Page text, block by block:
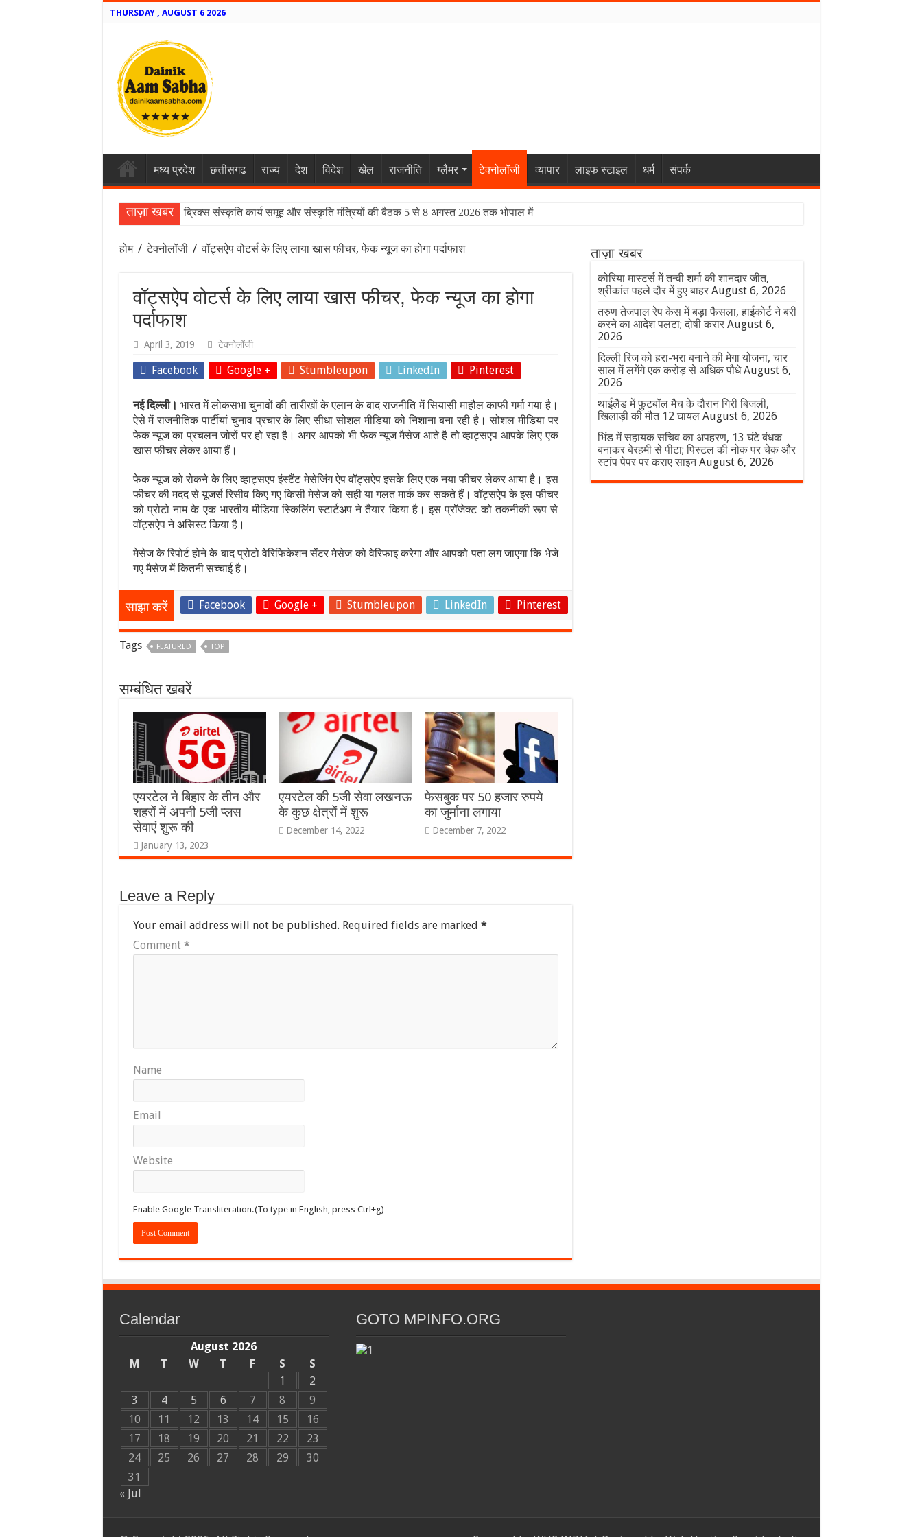
THURSDAY , AUGUST 6 2026
मध्य प्रदेश छत्तीसगढ राज्य देश विदेश खेल राजनीति ग्लैमर टेक्नोलॉजी व्यापार लाइफ स्टाइल धर्म संपर्क
ताज़ा खबर ब्रिक्स संस्कृति कार्य समूह और संस्कृति मंत्रियों की बैठक 5 से 8 अगस्त 2026 तक भोपाल में
होम / टेक्नोलॉजी / वॉट्सऐप वोटर्स के लिए लाया खास फीचर, फेक न्यूज का होगा पर्दाफाश
वॉट्सऐप वोटर्स के लिए लाया खास फीचर, फेक न्यूज का होगा
पर्दाफाश
April 3, 2019 टेक्नोलॉजी
Facebook Google + Stumbleupon LinkedIn Pinterest
नई दिल्ली। भारत में लोकसभा चुनावों की तारीखों के एलान के बाद राजनीति में सियासी माहौल काफी गर्मा गया है।
ऐसे में राजनीतिक पार्टीयां चुनाव प्रचार के लिए सीधा सोशल मीडिया को निशाना बना रही है। सोशल मीडिया पर
फेक न्यूज का प्रचलन जोरों पर हो रहा है। अगर आपको भी फेक न्यूज मैसेज आते है तो व्हाट्सएप आपके लिए एक
खास फीचर लेकर आया हैं।
फेक न्यूज को रोकने के लिए व्हाट्सएप इंस्टैंट मेसेजिंग ऐप वॉट्सऐप इसके लिए एक नया फीचर लेकर आया है। इस
फीचर की मदद से यूजर्स रिसीव किए गए किसी मेसेज को सही या गलत मार्क कर सकते हैं। वॉट्सऐप के इस फीचर
को प्रोटो नाम के एक भारतीय मीडिया स्किलिंग स्टार्टअप ने तैयार किया है। इस प्रॉजेक्ट को तकनीकी रूप से
वॉट्सऐप ने असिस्ट किया है।
मेसेज के रिपोर्ट होने के बाद प्रोटो वेरिफिकेशन सेंटर मेसेज को वेरिफाइ करेगा और आपको पता लग जाएगा कि भेजे
गए मैसेज में कितनी सच्चाई है।
साझा करें Facebook Google + Stumbleupon LinkedIn Pinterest
Tags FEATURED TOP
सम्बंधित खबरें
एयरटेल ने बिहार के तीन और
शहरों में अपनी 5जी प्लस
सेवाएं शुरू की
January 13, 2023
एयरटेल की 5जी सेवा लखनऊ
के कुछ क्षेत्रों में शुरू
December 14, 2022
फेसबुक पर 50 हजार रुपये
का जुर्माना लगाया
December 7, 2022
Leave a Reply
Your email address will not be published. Required fields are marked *
Comment *
Name
Email
Website
Enable Google Transliteration.(To type in English, press Ctrl+g)
ताज़ा खबर
कोरिया मास्टर्स में तन्वी शर्मा की शानदार जीत,
श्रीकांत पहले दौर में हुए बाहर August 6, 2026
तरुण तेजपाल रेप केस में बड़ा फैसला, हाईकोर्ट ने बरी
करने का आदेश पलटा; दोषी करार August 6,
2026
दिल्ली रिज को हरा-भरा बनाने की मेगा योजना, चार
साल में लगेंगे एक करोड़ से अधिक पौधे August 6,
2026
थाईलैंड में फुटबॉल मैच के दौरान गिरी बिजली,
खिलाड़ी की मौत 12 घायल August 6, 2026
भिंड में सहायक सचिव का अपहरण, 13 घंटे बंधक
बनाकर बेरहमी से पीटा; पिस्टल की नोक पर चेक और
स्टांप पेपर पर कराए साइन August 6, 2026
Calendar
August 2026
M
T W T F S
S
1
2
3
4 5 6 7 8
9
10
11 12 13 14 15
16
17
18 19 20 21 22
23
24
25 26 27 28 29
30
31
« Jul
GOTO MPINFO.ORG